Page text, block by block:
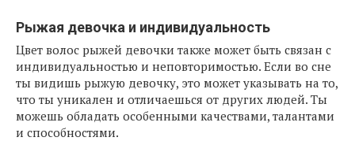
Рыжая девочка и индивидуальность
Цвет волос рыжей девочки также может быть связан с
индивидуальностью и неповторимостью. Если во сне
ты видишь рыжую девочку, это может указывать на то,
что ты уникален и отличаешься от других людей. Ты
можешь обладать особенными качествами, талантами
и способностями.